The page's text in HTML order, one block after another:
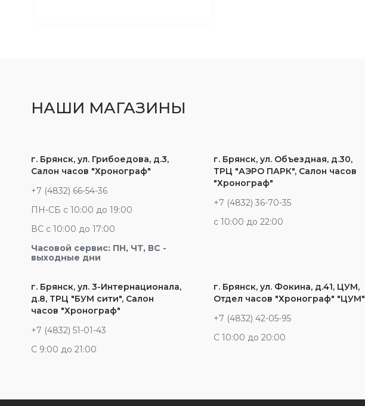
НАШИ МАГАЗИНЫ
г. Брянск, ул. Грибоедова, д.3,
Салон часов "Хронограф"
+7 (4832) 66-54-36
ПН-СБ с 10:00 до 19:00
ВС с 10:00 до 17:00
Часовой сервис: ПН, ЧТ, ВС -
выходные дни
г. Брянск, ул. Объездная, д.30,
ТРЦ "АЭРО ПАРК", Салон часов
"Хронограф"
+7 (4832) 36-70-35
c 10:00 до 22:00
г. Брянск, ул. 3-Интернационала,
д.8, ТРЦ "БУМ сити", Салон
часов "Хронограф"
+7 (4832) 51-01-43
С 9:00 до 21:00
г. Брянск, ул. Фокина, д.41, ЦУМ,
Отдел часов "Хронограф" "ЦУМ"
+7 (4832) 42-05-95
С 10:00 до 20:00